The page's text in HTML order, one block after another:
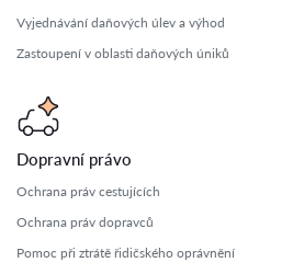
Vyjednávání daňových úlev a výhod
Zastoupení v oblasti daňových úniků
Dopravní právo
Ochrana práv cestujících
Ochrana práv dopravců
Pomoc při ztrátě řidičského oprávnění